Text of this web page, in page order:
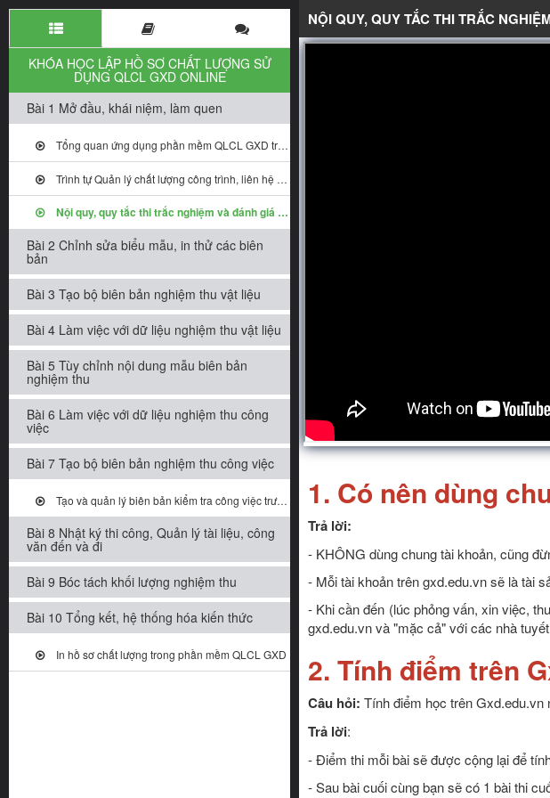
KHÓA HỌC LẬP HỒ SƠ CHẤT LƯỢNG SỬ
DỤNG QLCL GXD ONLINE
Bài 1 Mở đầu, khái niệm, làm quen
Tổng quan ứng dụng phần mềm QLCL GXD trong quản lý chất lượng công trình
Trình tự Quản lý chất lượng công trình, liên hệ phần mềm QLCL GXD
Nội quy, quy tắc thi trắc nghiệm và đánh giá kết quả
Bài 2 Chỉnh sửa biểu mẫu, in thử các biên
bản
Bài 3 Tạo bộ biên bản nghiệm thu vật liệu
Bài 4 Làm việc với dữ liệu nghiệm thu vật liệu
Bài 5 Tùy chỉnh nội dung mẫu biên bản
nghiệm thu
Bài 6 Làm việc với dữ liệu nghiệm thu công
việc
Bài 7 Tạo bộ biên bản nghiệm thu công việc
Tạo và quản lý biên bản kiểm tra công việc trước khi nghiệm thu
Bài 8 Nhật ký thi công, Quản lý tài liệu, công
văn đến và đi
Bài 9 Bóc tách khối lượng nghiệm thu
Bài 10 Tổng kết, hệ thống hóa kiến thức
In hồ sơ chất lượng trong phần mềm QLCL GXD
NỘI QUY, QUY TẮC THI TRẮC
1. Có nên dùng
Trả lời:
- KHÔNG dùng chung tài khoản, cũng
- Mỗi tài khoản trên gxd.edu.vn sẽ là tài
- Khi cần đến (lúc phỏng vấn, xin việc,
gxd.edu.vn và "mặc cả" với các nhà
2. Tính điểm trên
Câu hỏi: Tính điểm học trên Gxd.edu.vn
Trả lời:
- Điểm thi mỗi bài sẽ được cộng lại để
- Sau bài cuối cùng bạn sẽ có 1 bài thi